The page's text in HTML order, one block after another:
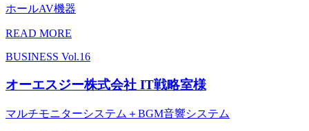
ホールAV機器
READ MORE
BUSINESS Vol.16
オーエスジー株式会社 IT戦略室様
マルチモニターシステム＋BGM音響システム